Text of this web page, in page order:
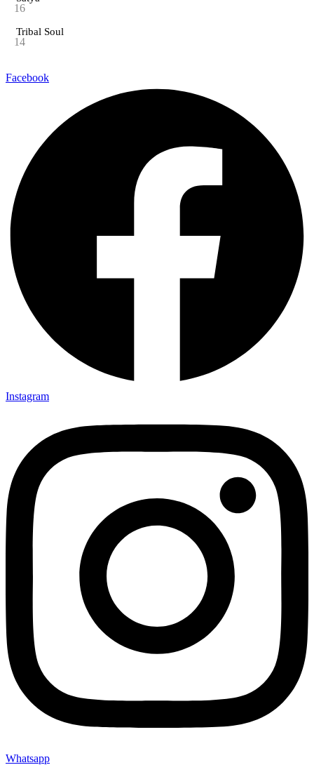
16
Tribal Soul
14
Facebook
Instagram
Whatsapp